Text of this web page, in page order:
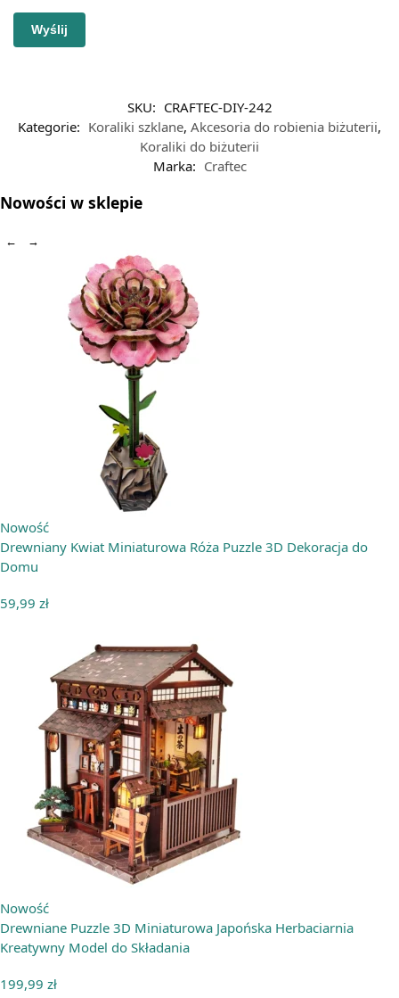
SKU: CRAFTEC-DIY-242
Kategorie: Koraliki szklane, Akcesoria do robienia biżuterii,
Koraliki do biżuterii
Marka: Craftec
Nowości w sklepie
← →
Nowość
Drewniany Kwiat Miniaturowa Róża Puzzle 3D Dekoracja do
Domu
59,99 zł
Nowość
Drewniane Puzzle 3D Miniaturowa Japońska Herbaciarnia
Kreatywny Model do Składania
199,99 zł